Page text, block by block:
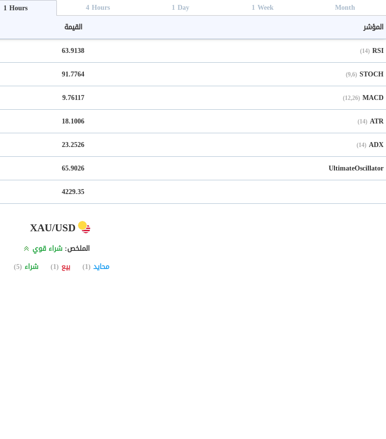
1Hours 4Hours 1 Day 1 Week Month
القيمة
المؤشر
63.9138 (14) RSI
91.7764 (9,6) STOCH
9.76117 (12,26) MACD
18.1006 (14) ATR
23.2526 (14) ADX
65.9026
UltimateOscillator
4229.35
XAU/USD
الملخص: شراء قوي
(5) شراء (1) بيع (1) محايد